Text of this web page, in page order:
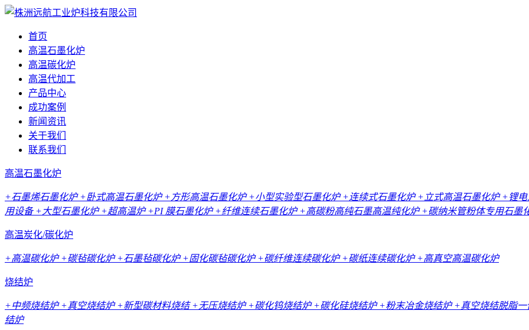
首页
高温石墨化炉
高温碳化炉
高温代加工
产品中心
成功案例
新闻资讯
关于我们
联系我们
高温石墨化炉
+石墨烯石墨化炉+卧式高温石墨化炉+方形高温石墨化炉+小型实验型石墨化炉+连续式石墨化炉+立式高温石墨化炉+锂
用设备 +大型石墨化炉+超高温炉+PI 膜石墨化炉+纤维连续石墨化炉+高碳粉高纯石墨高温纯化炉+碳纳米管粉体专用石墨
高温炭化/碳化炉
+高温碳化炉+碳毡碳化炉+石墨毡碳化炉+固化碳毡碳化炉+碳纤维连续碳化炉+碳纸连续碳化炉+高真空高温碳化炉
烧结炉
+中频烧结炉+真空烧结炉+新型碳材料烧结+无压烧结炉+碳化钨烧结炉+碳化硅烧结炉+粉末冶金烧结炉+真空烧结脱脂
结炉